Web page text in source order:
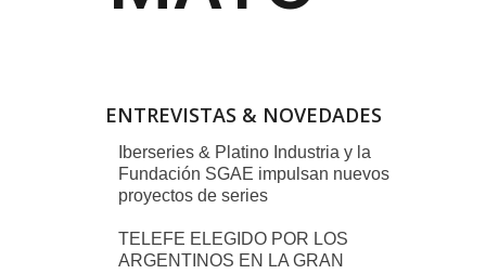
ENTREVISTAS & NOVEDADES
Iberseries & Platino Industria y la
Fundación SGAE impulsan nuevos
proyectos de series
TELEFE ELEGIDO POR LOS
ARGENTINOS EN LA GRAN